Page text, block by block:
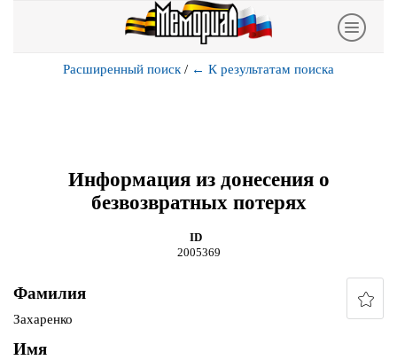
Расширенный поиск / ← К результатам поиска
Информация из донесения о
безвозвратных потерях
ID
2005369
Фамилия
Захаренко
Имя